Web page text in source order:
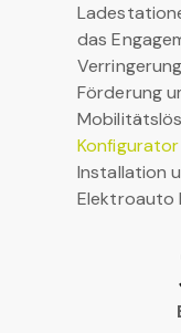
das
Förderung
Konfigurator
Installation
Elektroauto